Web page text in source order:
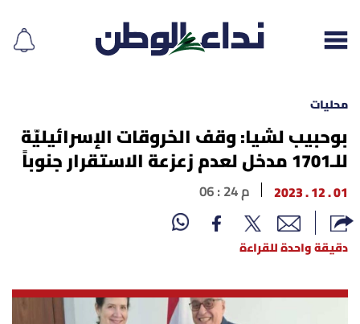
إقرأ الجريدة
لبنان
الغلاف
نداء اليوم
محليات
بوحبيب لشيا: وقف الخروقات الإسرائيليّة
للـ1701 مدخل لعدم زعزعة الاستقرار جنوباً
01 . 12 . 2023 06 : 24 م
دقيقة واحدة للقراءة